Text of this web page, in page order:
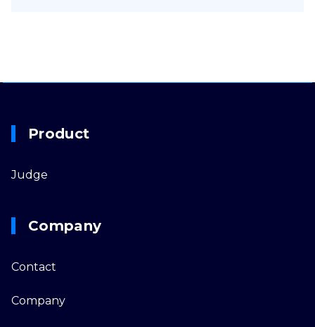
Product
Judge
Company
Contact
Company